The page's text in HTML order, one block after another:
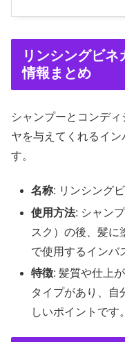
リンシングビ
情報まとめ
シャンプーとコンデ
ヤを与えてくれるイ
す。
名称: リンシング
使用方法: シャン
スク）の後、髪に
で使用するインバ
特徴: 髪質や仕上
タイプがあり、自
しいポイントです。